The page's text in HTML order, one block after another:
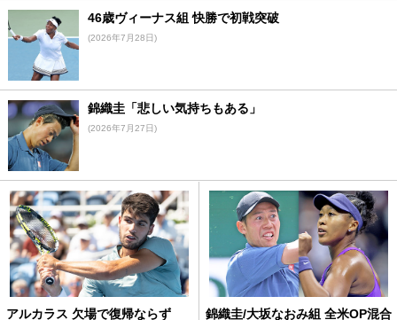
46歳ヴィーナス組 快勝で初戦突破
(2026年7月28日)
錦織圭「悲しい気持ちもある」
(2026年7月27日)
アルカラス 欠場で復帰ならず
錦織圭/大坂なおみ組 全米OP混合